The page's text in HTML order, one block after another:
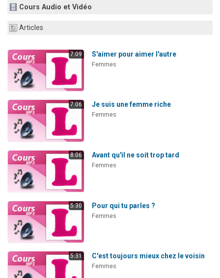
Dovan vient de donner son Maasser
Malgorzata vient de donner son Maasser
Cours Audio et Vidéo
Articles
7:09 S'aimer pour aimer l'autre
Femmes
7:06 Je suis une femme riche
Femmes
8:06 Avant qu'il ne soit trop tard
Femmes
5:30 Pour qui tu parles ?
Femmes
5:31 C'est toujours mieux chez le voisin
Femmes